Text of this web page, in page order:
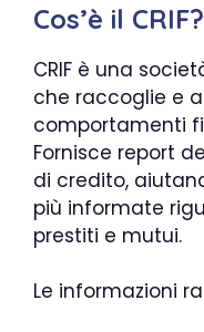
Cos’è il CRIF?
CRIF è una
che raccoglie e
comportamenti
Fornisce report
di credito,
più informate
prestiti e mutui.
Le informazioni